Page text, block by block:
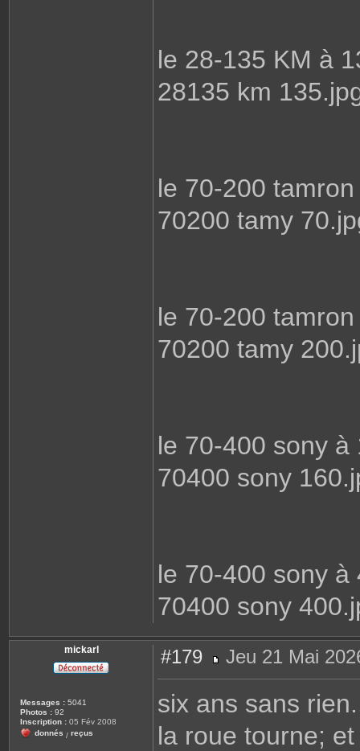
le 28-135 KM à
28135 km
le 70-200
70200 tamy
le 70-200
70200 tamy
le 70-400 sony à
70400 sony
le 70-400 sony à
70400 sony
mickarl
Messages : 5041
Photos : 92
Inscription : 05 Fév 2008
donnés / reçus
#179
e
Jeu 21 Mai
six ans sans
la roue tourne;